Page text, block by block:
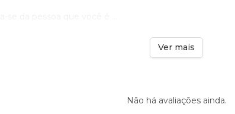
Ver mais
Não há avaliações ainda.